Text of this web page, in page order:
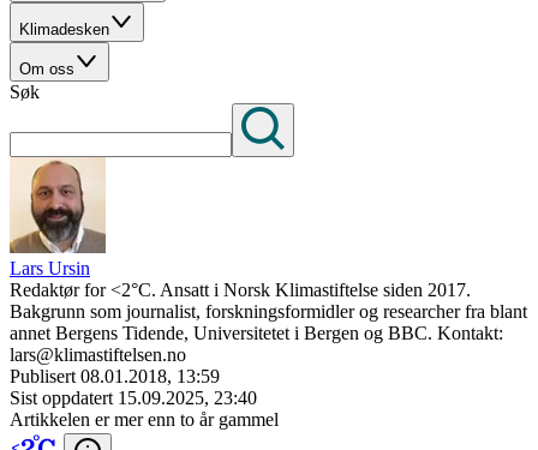
Klimadesken
Om oss
Søk
Lars Ursin
Redaktør for <2°C. Ansatt i Norsk Klimastiftelse siden 2017.
Bakgrunn som journalist, forskningsformidler og researcher fra blant
annet Bergens Tidende, Universitetet i Bergen og BBC. Kontakt:
lars@klimastiftelsen.no
Publisert 08.01.2018, 13:59
Sist oppdatert 15.09.2025, 23:40
Artikkelen er mer enn to år gammel